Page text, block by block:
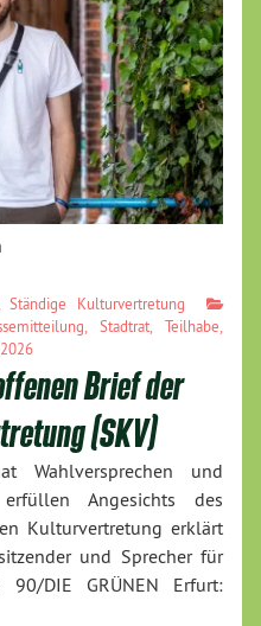
,Ständige Kulturvertretung
,Stadtrat ,Teilhabe
Brief der
(SKV)
Wahlversprechen und
Angesichts des
Kulturvertretung erklärt
und Sprecher für
90/DIE GRÜNEN Erfurt: